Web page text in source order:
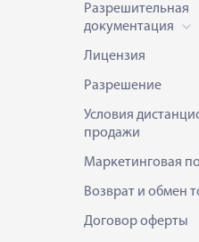
Разрешительная
документация
Лицензия
Разрешение
Условия
продажи
Маркетинговая
Возврат и обмен
Договор оферты